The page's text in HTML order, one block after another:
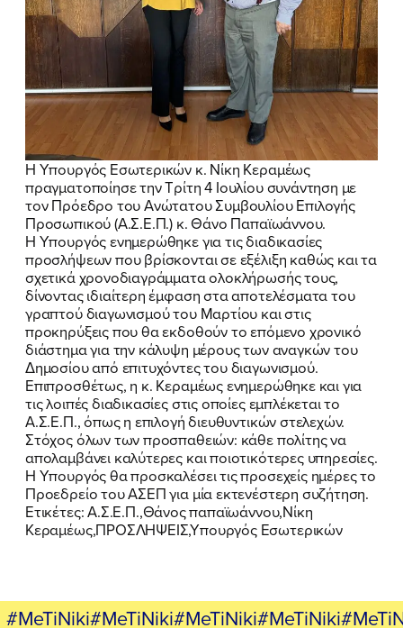
ΠΟΙΑ ΕΙΜΑΙ
ΕΡΓΟ
ΕΚΔΗΛΩΣΕΙΣ
ΝΕΑ
ΕΛΑ ΚΙ ΕΣΥ
FB IN TW YT LN VB TIKTOK
Η Υπουργός Εσωτερικών κ. Νίκη Κεραμέως
πραγματοποίησε την Τρίτη 4 Ιουλίου συνάντηση με
τον Πρόεδρο του Ανώτατου Συμβουλίου Επιλογής
Προσωπικού (Α.Σ.Ε.Π.) κ. Θάνο Παπαϊωάννου.
Η Υπουργός ενημερώθηκε για τις διαδικασίες
προσλήψεων που βρίσκονται σε εξέλιξη καθώς και τα
σχετικά χρονοδιαγράμματα ολοκλήρωσής τους,
δίνοντας ιδιαίτερη έμφαση στα αποτελέσματα του
γραπτού διαγωνισμού του Μαρτίου και στις
προκηρύξεις που θα εκδοθούν το επόμενο χρονικό
διάστημα για την κάλυψη μέρους των αναγκών του
Δημοσίου από επιτυχόντες του διαγωνισμού.
Επιπροσθέτως, η κ. Κεραμέως ενημερώθηκε και για
τις λοιπές διαδικασίες στις οποίες εμπλέκεται το
Α.Σ.Ε.Π., όπως η επιλογή διευθυντικών στελεχών.
Στόχος όλων των προσπαθειών: κάθε πολίτης να
απολαμβάνει καλύτερες και ποιοτικότερες υπηρεσίες.
Η Υπουργός θα προσκαλέσει τις προσεχείς ημέρες το
Προεδρείο του ΑΣΕΠ για μία εκτενέστερη συζήτηση.
Ετικέτες:Α.Σ.Ε.Π.,Θάνος παπαϊωάννου,Νίκη
Κεραμέως,ΠΡΟΣΛΗΨΕΙΣ,Υπουργός Εσωτερικών